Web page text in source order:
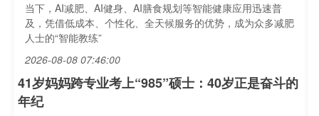
当下，AI减肥、AI健身、AI膳食规划等智能健康应用迅速普
及，凭借低成本、个性化、全天候服务的优势，成为众多减肥
人士的“智能教练”
2026-08-08 07:46:00
41岁妈妈跨专业考上“985”硕士：40岁正是奋斗的
年纪